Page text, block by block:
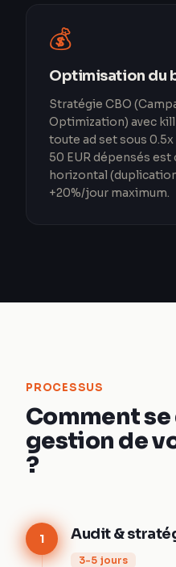
💰
Optimisation du
Stratégie CBO
Optimization) avec
toute ad set sous
50 EUR dépensés est
horizontal
+20%/jour maximum.
PROCESSUS
Comment
gestion de
?
1 Audit &
3-5 jours